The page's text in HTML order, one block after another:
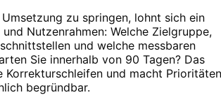
zu springen, lohnt sich ein
Nutzenrahmen: Welche Zielgruppe,
und welche messbaren
Sie innerhalb von 90 Tagen? Das
Korrekturschleifen und macht Prioritäten
begründbar.